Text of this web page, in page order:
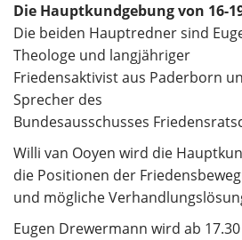
Die Hauptkundgebung von 16-
Die beiden Hauptredner sind
Theologe und langjähriger
Friedensaktivist aus Paderborn
Sprecher des
Bundesausschusses
Willi van Ooyen wird die
die Positionen der
und mögliche
Eugen Drewermann wird ab